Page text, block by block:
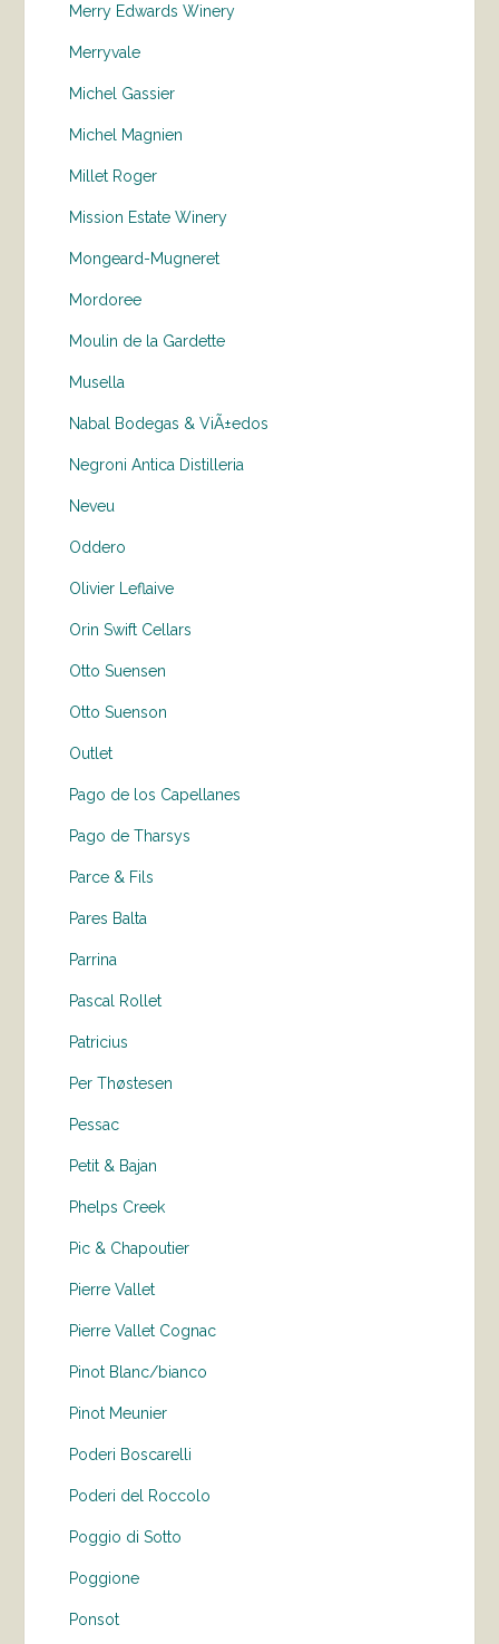
Merry Edwards Winery
Merryvale
Michel Gassier
Michel Magnien
Millet Roger
Mission Estate Winery
Mongeard-Mugneret
Mordoree
Moulin de la Gardette
Musella
Nabal Bodegas & ViÃ±edos
Negroni Antica Distilleria
Neveu
Oddero
Olivier Leflaive
Orin Swift Cellars
Otto Suensen
Otto Suenson
Outlet
Pago de los Capellanes
Pago de Tharsys
Parce & Fils
Pares Balta
Parrina
Pascal Rollet
Patricius
Per Thøstesen
Pessac
Petit & Bajan
Phelps Creek
Pic & Chapoutier
Pierre Vallet
Pierre Vallet Cognac
Pinot Blanc/bianco
Pinot Meunier
Poderi Boscarelli
Poderi del Roccolo
Poggio di Sotto
Poggione
Ponsot